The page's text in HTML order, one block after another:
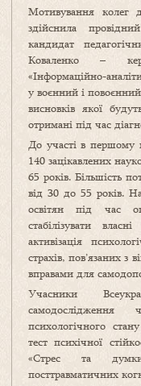
Мотивування колег
здійснила
кандидат
Коваленко –
«Інформаційно-
у воєнний і
висновків якої
отримані під час
До участі в першому
140 зацікавлених
65 років. Більшість
від 30 до 55 років.
освітян під час
стабілізувати
активізація
страхів, пов’язаних
вправами для
Учасники
психологічного
тест психічної
«Стрес та
посттравматичних